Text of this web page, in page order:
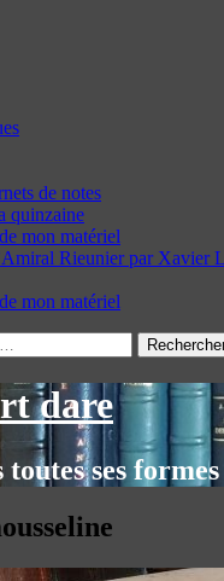
de notes
quinzaine
mon matériel
Rieunier par Xavier
mon matériel
dare
ses formes